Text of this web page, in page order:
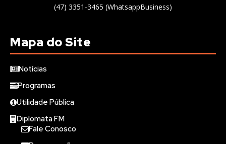
(47) 3351-3465 (WhatsappBusiness)
Mapa do Site
Notícias
Programas
Utilidade Pública
Diplomata FM
Fale Conosco